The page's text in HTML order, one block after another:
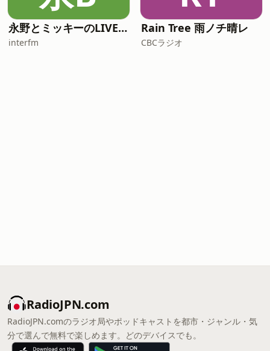
永野とミッキーのLIVE BUZZ -ライブバズ-
interfm
Rain Tree 雨ノチ晴レ
CBCラジオ
RadioJPN.com
RadioJPN.comのラジオ局やポッドキャストを都市・ジャンル・気
分で選んで無料で楽しめます。どのデバイスでも。